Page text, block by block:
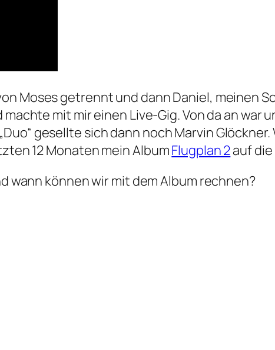
Moses getrennt und dann Daniel, meinen
mit mir einen Live-Gig. Von da an war
gesellte sich dann noch Marvin
12 Monaten mein AlbumFlugplan 2auf
wann können wir mit dem Album rechnen?